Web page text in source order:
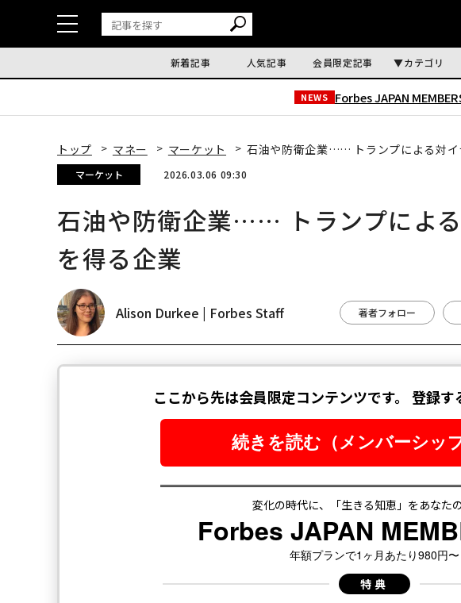
新着記事 人気記事 会員限定記事 カテゴリ
NEWS Forbes JAPAN
トップ マネー マーケット 石油や防衛企業…… トランプによる対イ
マーケット 2026.03.06 09:30
石油や防衛企業…… トランプによ
を得る企業
Alison Durkee | Forbes Staff 著者フォロー